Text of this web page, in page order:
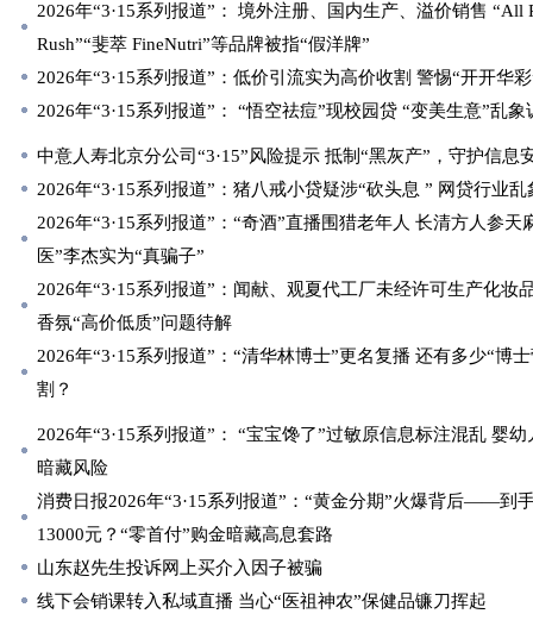
2026年“3·15系列报道”： 境外注册、国内生产、溢价销售 “All
Rush”“斐萃 FineNutri”等品牌被指“假洋牌”
2026年“3·15系列报道”：低价引流实为高价收割 警惕“开开华
2026年“3·15系列报道”： “悟空祛痘”现校园贷 “变美生意”乱象
中意人寿北京分公司“3·15”风险提示 抵制“黑灰产”，守护信息
2026年“3·15系列报道”：猪八戒小贷疑涉“砍头息 ” 网贷行业乱
2026年“3·15系列报道”：“奇酒”直播围猎老年人 长清方人参天
医”李杰实为“真骗子”
2026年“3·15系列报道”：闻献、观夏代工厂未经许可生产化妆
香氛“高价低质”问题待解
2026年“3·15系列报道”：“清华林博士”更名复播 还有多少“博
割？
2026年“3·15系列报道”： “宝宝馋了”过敏原信息标注混乱 婴
暗藏风险
消费日报2026年“3·15系列报道”：“黄金分期”火爆背后——到
13000元？“零首付”购金暗藏高息套路
山东赵先生投诉网上买介入因子被骗
线下会销课转入私域直播 当心“医祖神农”保健品镰刀挥起